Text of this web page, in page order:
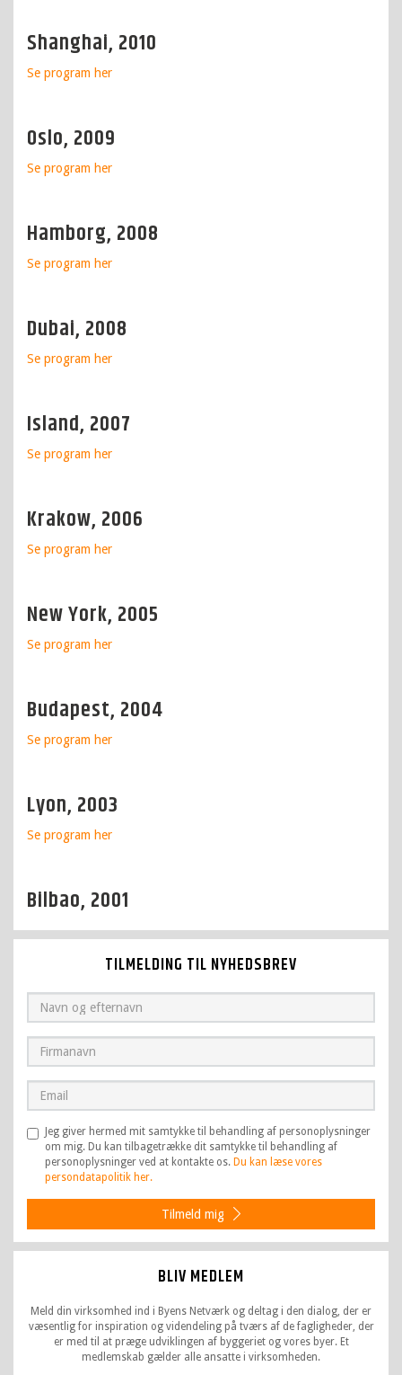
Shanghai, 2010
Se program her
Oslo, 2009
Se program her
Hamborg, 2008
Se program her
Dubai, 2008
Se program her
Island, 2007
Se program her
Krakow, 2006
Se program her
New York, 2005
Se program her
Budapest, 2004
Se program her
Lyon, 2003
Se program her
Bilbao, 2001
TILMELDING TIL NYHEDSBREV
Jeg giver hermed mit samtykke til behandling af personoplysninger
om mig. Du kan tilbagetrække dit samtykke til behandling af
personoplysninger ved at kontakte os. Du kan læse vores
persondatapolitik her.
Tilmeld mig
BLIV MEDLEM
Meld din virksomhed ind i Byens Netværk og deltag i den dialog, der er
væsentlig for inspiration og videndeling på tværs af de fagligheder, der
er med til at præge udviklingen af byggeriet og vores byer. Et
medlemskab gælder alle ansatte i virksomheden.